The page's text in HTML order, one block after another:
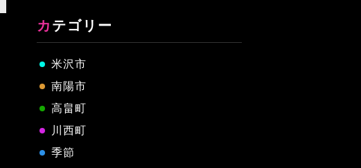
カテゴリー
米沢市
南陽市
高畠町
川西町
季節